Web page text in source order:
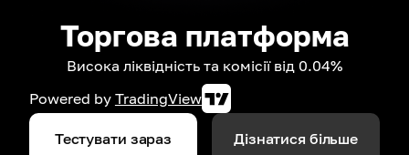
Торгова платформа
Висока ліквідність та комісії від 0.04%
Powered by TradingView
Тестувати зараз Дізнатися більше